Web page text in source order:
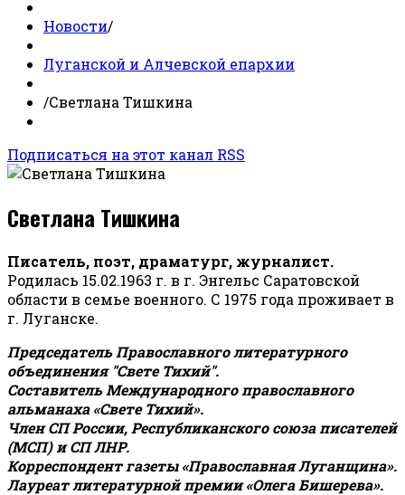
Новости/
Луганской и Алчевской епархии
/Светлана Тишкина
Подписаться на этот канал RSS
Светлана Тишкина
Писатель, поэт, драматург, журналист.
Родилась 15.02.1963 г. в г. Энгельс Саратовской
области в семье военного. С 1975 года проживает в
г. Луганске.
Председатель Православного литературного
объединения "Свете Тихий".
Составитель Международного православного
альманаха «Свете Тихий».
Член СП России, Республиканского союза писателей
(МСП) и СП ЛНР.
Корреспондент газеты «Православная Луганщина».
Лауреат литературной премии «Олега Бишерева».